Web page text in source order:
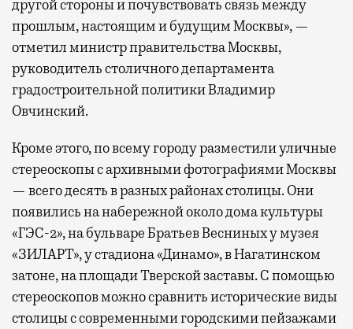
другой стороны и почувствовать связь между
прошлым, настоящим и будущим Москвы», —
отметил министр правительства Москвы,
руководитель столичного департамента
градостроительной политики Владимир
Овчинский.
Кроме этого, по всему городу разместили уличные
стереоскопы с архивными фотографиями Москвы
— всего десять в разных районах столицы. Они
появились на набережной около дома культуры
«ГЭС-2», на бульваре Братьев Весниных у музея
«ЗИЛАРТ», у стадиона «Динамо», в Нагатинском
затоне, на площади Тверской заставы. С помощью
стереоскопов можно сравнить исторические виды
столицы с современными городскими пейзажами